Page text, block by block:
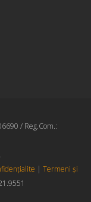
/ Reg.Com.:
| Termeni și